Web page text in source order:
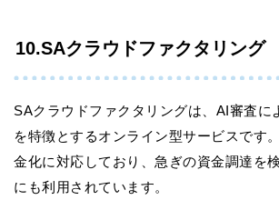
10.SAクラウドファクタリング
SAクラウドファクタリングは、AI審査に
を特徴とするオンライン型サービスです
金化に対応しており、急ぎの資金調達を
にも利用されています。